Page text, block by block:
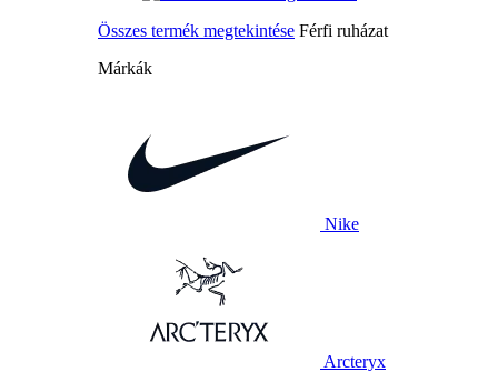
Összes termék megtekintése Férfi ruházat
Márkák
Nike
Arcteryx